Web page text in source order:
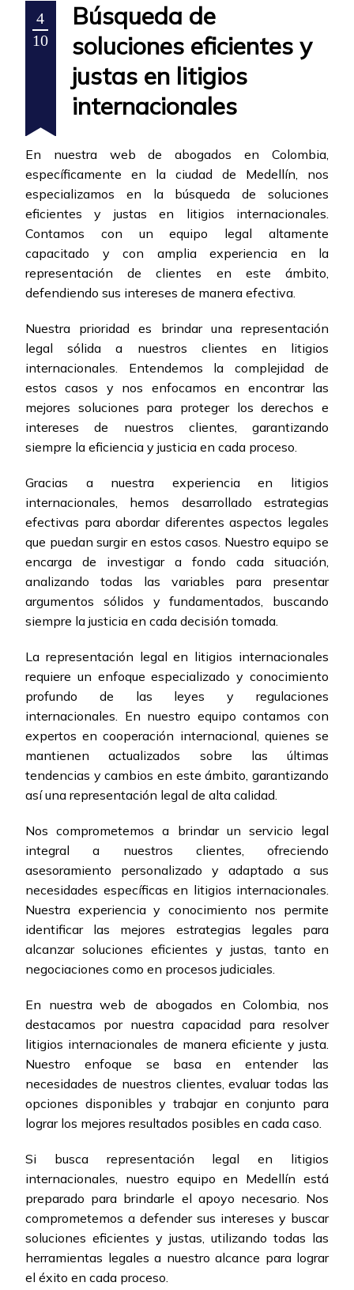
4
10
Búsqueda de
soluciones eficientes y
justas en litigios
internacionales
En nuestra web de abogados en Colombia,
específicamente en la ciudad de Medellín, nos
especializamos en la búsqueda de soluciones
eficientes y justas en litigios internacionales.
Contamos con un equipo legal altamente
capacitado y con amplia experiencia en la
representación de clientes en este ámbito,
defendiendo sus intereses de manera efectiva.
Nuestra prioridad es brindar una representación
legal sólida a nuestros clientes en litigios
internacionales. Entendemos la complejidad de
estos casos y nos enfocamos en encontrar las
mejores soluciones para proteger los derechos e
intereses de nuestros clientes, garantizando
siempre la eficiencia y justicia en cada proceso.
Gracias a nuestra experiencia en litigios
internacionales, hemos desarrollado estrategias
efectivas para abordar diferentes aspectos legales
que puedan surgir en estos casos. Nuestro equipo se
encarga de investigar a fondo cada situación,
analizando todas las variables para presentar
argumentos sólidos y fundamentados, buscando
siempre la justicia en cada decisión tomada.
La representación legal en litigios internacionales
requiere un enfoque especializado y conocimiento
profundo de las leyes y regulaciones
internacionales. En nuestro equipo contamos con
expertos en cooperación internacional, quienes se
mantienen actualizados sobre las últimas
tendencias y cambios en este ámbito, garantizando
así una representación legal de alta calidad.
Nos comprometemos a brindar un servicio legal
integral a nuestros clientes, ofreciendo
asesoramiento personalizado y adaptado a sus
necesidades específicas en litigios internacionales.
Nuestra experiencia y conocimiento nos permite
identificar las mejores estrategias legales para
alcanzar soluciones eficientes y justas, tanto en
negociaciones como en procesos judiciales.
En nuestra web de abogados en Colombia, nos
destacamos por nuestra capacidad para resolver
litigios internacionales de manera eficiente y justa.
Nuestro enfoque se basa en entender las
necesidades de nuestros clientes, evaluar todas las
opciones disponibles y trabajar en conjunto para
lograr los mejores resultados posibles en cada caso.
Si busca representación legal en litigios
internacionales, nuestro equipo en Medellín está
preparado para brindarle el apoyo necesario. Nos
comprometemos a defender sus intereses y buscar
soluciones eficientes y justas, utilizando todas las
herramientas legales a nuestro alcance para lograr
el éxito en cada proceso.